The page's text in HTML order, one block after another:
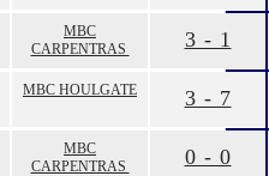
MBC
CARPENTRAS
3 - 1
MBC HOULGATE 3 - 7
MBC
CARPENTRAS
0 - 0